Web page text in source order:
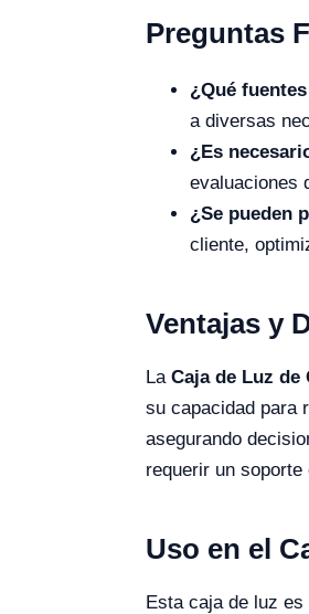
Preguntas
¿Qué
a diversas
¿Es
evaluaciones
¿Se pueden
cliente,
Ventajas y
La Caja de Luz de
su capacidad para
asegurando
requerir un
Uso en el
Esta caja de luz